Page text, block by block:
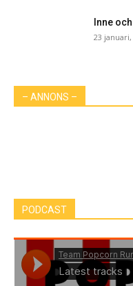
Inne
23 januari,
– ANNONS –
PODCAST